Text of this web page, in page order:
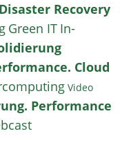
Disaster Recovery
Green IT In-
Cloud
Video
Performance